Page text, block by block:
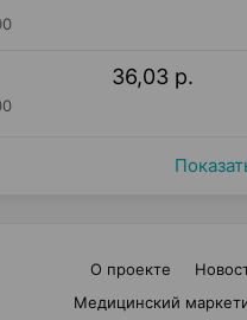
36,03 р.
О проекте
Медицинский